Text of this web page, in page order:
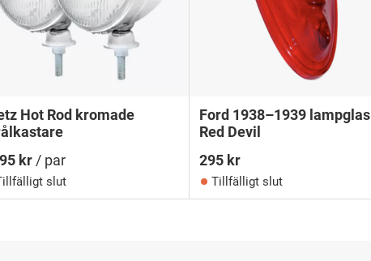
Hot Rod kromade
kr / par
slut
Ford 1938–1939 lampglas
Red Devil
295 kr
Tillfälligt slut